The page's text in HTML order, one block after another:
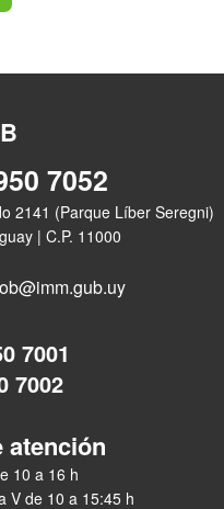
7052
2141 (Parque Líber Seregni)
| C.P. 11000
7001
7002
atención
10 a 16 h
V de 10 a 15:45 h